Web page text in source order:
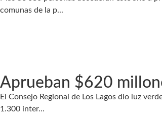
comunas de la p...
Aprueban $620
El Consejo Regional de Los Lagos dio luz
1.300 inter...